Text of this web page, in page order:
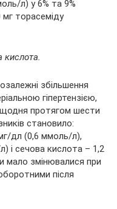
л) у 6% та 9%
мг торасеміду
кислота.
збільшення
гіпертензією,
щодня протягом шести
становило:
дл (0,6 ммоль/л),
і сечова кислота – 1,2
мало змінювалися при
після